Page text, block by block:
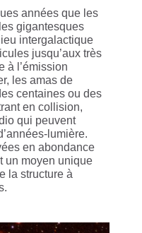
années que les
gigantesques
intergalactique
jusqu’aux très
à l’émission
les amas de
centaines ou des
en collision,
qui peuvent
lumière.
en abondance
un moyen unique
la structure à